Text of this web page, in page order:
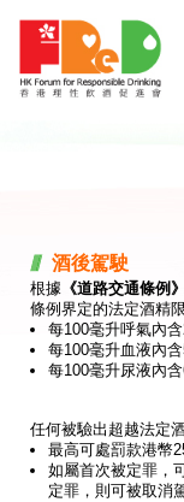
酒後駕駛
根據 《道路交通條例》
條例界定的法定酒精
每100毫升呼氣內
每100毫升血液內
每100毫升尿液內
任何被驗出超越法定
最高可處罰款港幣
如屬首次被定罪，
定罪，則可被取消